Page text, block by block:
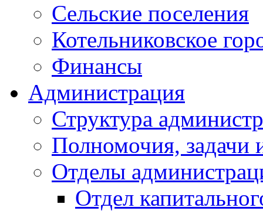
Сельские поселения
Котельниковское
Финансы
Администрация
Структура
Полномочия, задачи
Отделы
Отдел